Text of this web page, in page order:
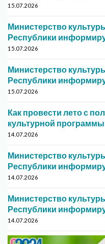
15.07.2026
Министерство
Республики
15.07.2026
Министерство
Республики
15.07.2026
Как провести лето с
культурной
14.07.2026
Министерство
Республики
14.07.2026
Министерство
Республики
14.07.2026